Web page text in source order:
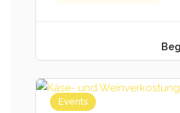
Events